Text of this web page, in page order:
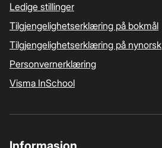
Ledige stillinger
Tilgjengelighetserklæring på bokmål
Tilgjengelighetserklæring på nynorsk
Personvernerklæring
Visma InSchool